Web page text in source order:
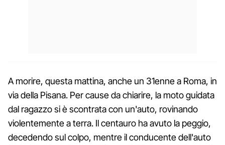
A morire, questa mattina, anche un 31enne a Roma, in
via della Pisana. Per cause da chiarire, la moto guidata
dal ragazzo si è scontrata con un'auto, rovinando
violentemente a terra. Il centauro ha avuto la peggio,
decedendo sul colpo, mentre il conducente dell'auto